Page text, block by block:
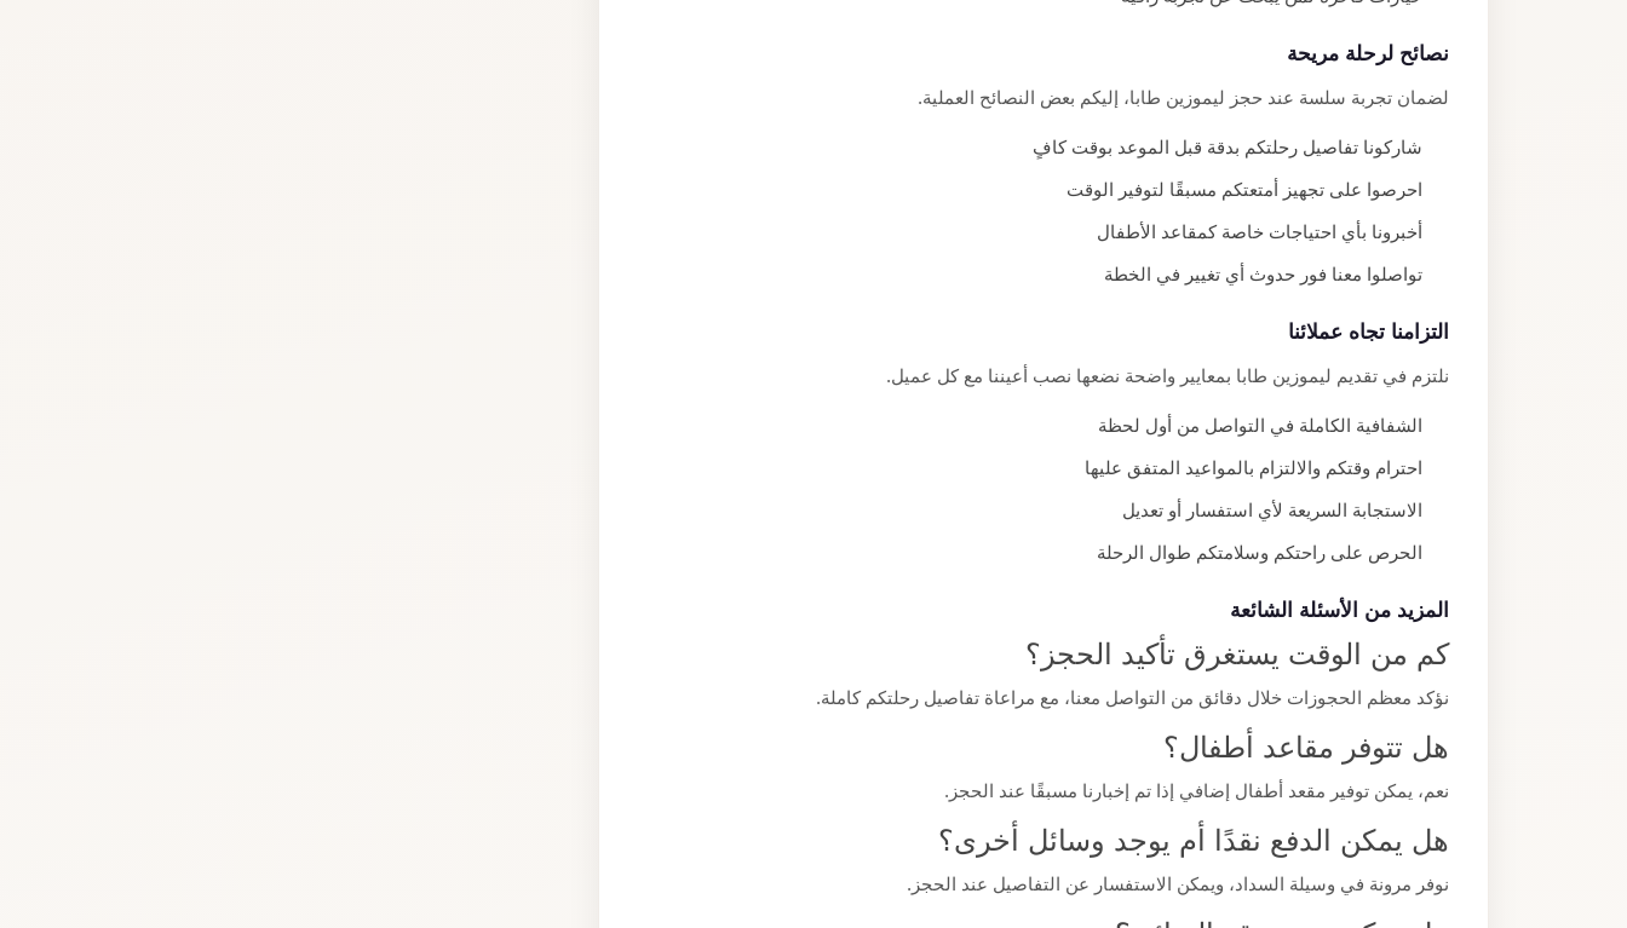
نصائح لرحلة مريحة
لضمان تجربة سلسة عند حجز ليموزين طابا، إليكم بعض النصائح العملية.
شاركونا تفاصيل رحلتكم بدقة قبل الموعد بوقت كافٍ
احرصوا على تجهيز أمتعتكم مسبقًا لتوفير الوقت
أخبرونا بأي احتياجات خاصة كمقاعد الأطفال
تواصلوا معنا فور حدوث أي تغيير في الخطة
التزامنا تجاه عملائنا
نلتزم في تقديم ليموزين طابا بمعايير واضحة نضعها نصب أعيننا مع كل عميل.
الشفافية الكاملة في التواصل من أول لحظة
احترام وقتكم والالتزام بالمواعيد المتفق عليها
الاستجابة السريعة لأي استفسار أو تعديل
الحرص على راحتكم وسلامتكم طوال الرحلة
المزيد من الأسئلة الشائعة
كم من الوقت يستغرق تأكيد الحجز؟
نؤكد معظم الحجوزات خلال دقائق من التواصل معنا، مع مراعاة تفاصيل رحلتكم كاملة.
هل تتوفر مقاعد أطفال؟
نعم، يمكن توفير مقعد أطفال إضافي إذا تم إخبارنا مسبقًا عند الحجز.
هل يمكن الدفع نقدًا أم يوجد وسائل أخرى؟
نوفر مرونة في وسيلة السداد، ويمكن الاستفسار عن التفاصيل عند الحجز.